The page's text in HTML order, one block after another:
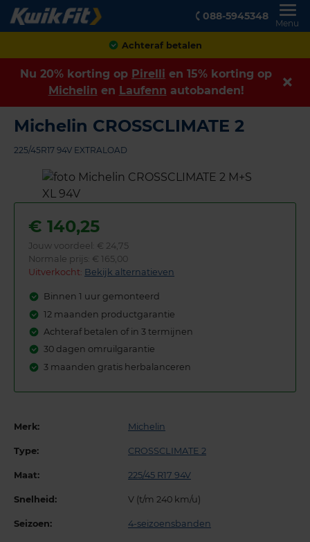
088-5945348
Menu
Klanten geven ons een
Nu 20% korting op Pirelli en 15% korting op
Michelin en Laufenn autobanden!
Michelin CROSSCLIMATE 2
225/45R17 94V EXTRALOAD
€ 140,25
Jouw voordeel: € 24,75
Normale prijs: € 165,00
Uitverkocht: Bekijk alternatieven
Binnen 1 uur gemonteerd
12 maanden productgarantie
Achteraf betalen of in 3 termijnen
30 dagen omruilgarantie
3 maanden gratis herbalanceren
Merk: Michelin
Type: CROSSCLIMATE 2
Maat: 225/45 R17 94V
Snelheid: V (t/m 240 km/u)
Seizoen: 4-seizoensbanden